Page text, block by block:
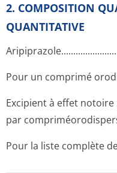
2. COMPOSITION
QUANTITATIVE
Pour un comprimé
Excipient à effet notoire
par
Pour la liste complète